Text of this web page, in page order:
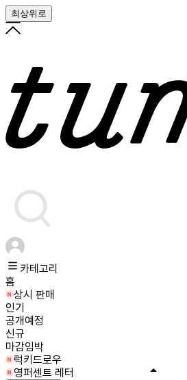
최상위로
카테고리
홈
상시 판매
인기
공개예정
신규
마감임박
럭키드로우
영퍼센트 레터